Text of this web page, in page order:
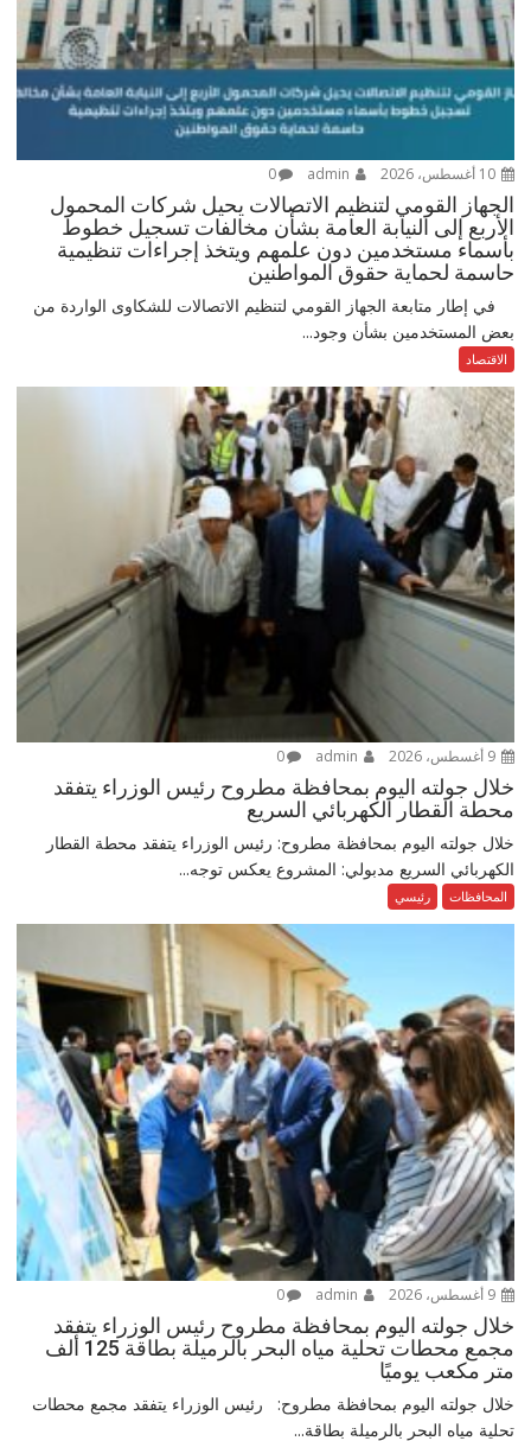
10 أغسطس، 2026 0
الجهاز القومي لتنظيم الاتصالات يحيل شركات المحمول
الأربع إلى النيابة العامة بشأن مخالفات تسجيل خطوط
بأسماء مستخدمين دون علمهم ويتخذ إجراءات تنظيمية
حاسمة لحماية حقوق المواطنين
في إطار متابعة الجهاز القومي لتنظيم الاتصالات للشكاوى الواردة من
بعض المستخدمين بشأن وجود...
الاقتصاد
9 أغسطس، 2026 0
خلال جولته اليوم بمحافظة مطروح رئيس الوزراء يتفقد
محطة القطار الكهربائي السريع
خلال جولته اليوم بمحافظة مطروح: رئيس الوزراء يتفقد محطة القطار
الكهربائي السريع مدبولي: المشروع يعكس توجه...
المحافظات رئيسي
9 أغسطس، 2026 0
خلال جولته اليوم بمحافظة مطروح رئيس الوزراء يتفقد
مجمع محطات تحلية مياه البحر بالرميلة بطاقة 125 ألف
متر مكعب يوميًا
خلال جولته اليوم بمحافظة مطروح: رئيس الوزراء يتفقد مجمع محطات
تحلية مياه البحر بالرميلة بطاقة...